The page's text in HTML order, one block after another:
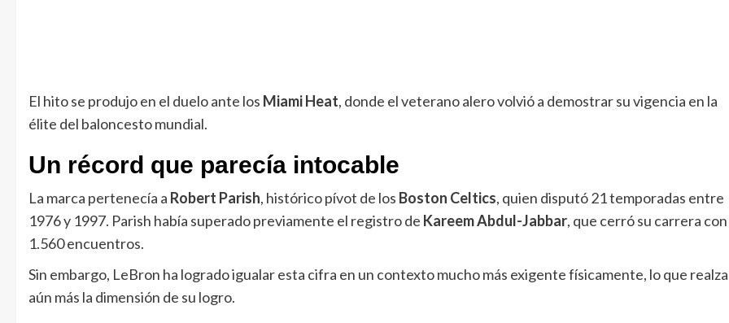
El hito se produjo en el duelo ante los Miami Heat, donde el veterano alero volvió a demostrar su vigencia en la
élite del baloncesto mundial.
Un récord que parecía intocable
La marca pertenecía a Robert Parish, histórico pívot de los Boston Celtics, quien disputó 21 temporadas entre
1976 y 1997. Parish había superado previamente el registro de Kareem Abdul-Jabbar, que cerró su carrera con
1.560 encuentros.
Sin embargo, LeBron ha logrado igualar esta cifra en un contexto mucho más exigente físicamente, lo que realza
aún más la dimensión de su logro.